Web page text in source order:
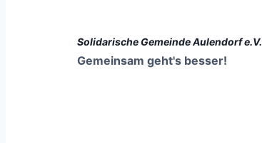
Solidarische Gemeinde Aulendorf e.V.
Gemeinsam geht's besser!